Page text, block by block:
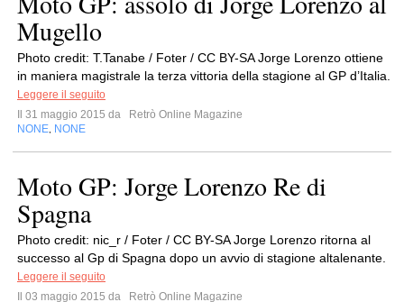
Mugello
Photo credit: T.Tanabe / Foter / CC BY-SA Jorge Lorenzo ottiene
in maniera magistrale la terza vittoria della stagione al GP d’Italia.
Leggere il seguito
Il 31 maggio 2015 da
Retrò Online Magazine
NONE NONE
Moto GP: Jorge Lorenzo Re di
Spagna
Photo credit: nic_r / Foter / CC BY-SA Jorge Lorenzo ritorna al
successo al Gp di Spagna dopo un avvio di stagione altalenante.
Leggere il seguito
Il 03 maggio 2015 da
Retrò Online Magazine